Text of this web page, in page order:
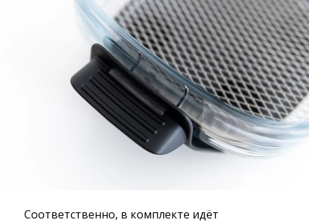
Соответственно, в комплекте идёт